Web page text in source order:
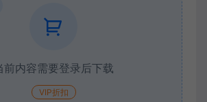
前内容需要登录后下载
VIP折扣